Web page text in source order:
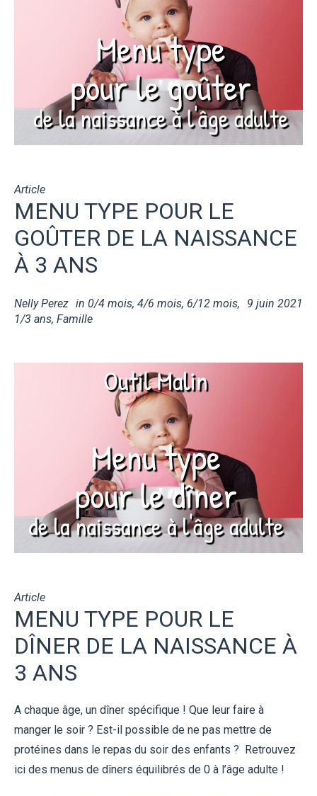
Article
MENU TYPE POUR LE
GOÛTER DE LA NAISSANCE
À 3 ANS
9 juin 2021
Nelly Perez in 0/4 mois, 4/6 mois, 6/12 mois,
1/3 ans, Famille
Article
MENU TYPE POUR LE
DÎNER DE LA NAISSANCE À
3 ANS
A chaque âge, un dîner spécifique ! Que leur faire à
manger le soir ? Est-il possible de ne pas mettre de
protéines dans le repas du soir des enfants ? Retrouvez
ici des menus de dîners équilibrés de 0 à l’âge adulte !